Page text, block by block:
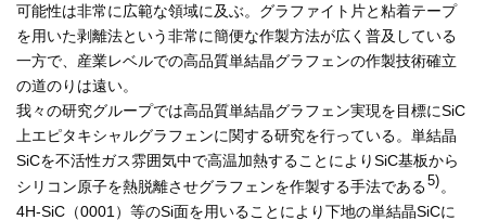
可能性は非常に広範な領域に及ぶ。グラファイト片と粘着テープ
を用いた剥離法という非常に簡便な作製方法が広く普及している
一方で、産業レベルでの高品質単結晶グラフェンの作製技術確立
の道のりは遠い。
我々の研究グループでは高品質単結晶グラフェン実現を目標にSiC
上エピタキシャルグラフェンに関する研究を行っている。単結晶
SiCを不活性ガス雰囲気中で高温加熱することによりSiC基板から
シリコン原子を熱脱離させグラフェンを作製する手法である5) 。
4H-SiC（0001）等のSi面を用いることにより下地の単結晶SiCに